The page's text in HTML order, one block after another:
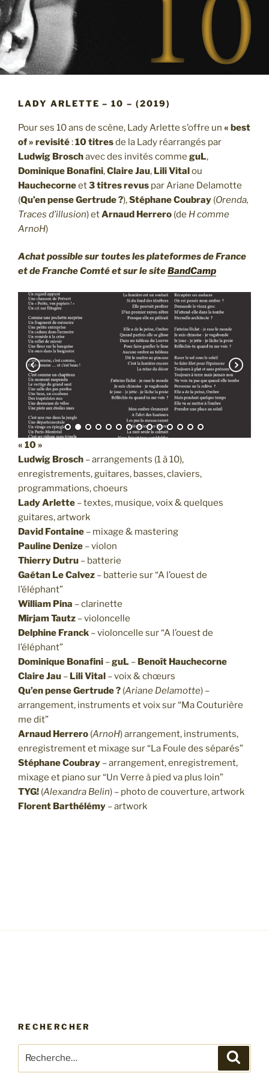
LADY ARLETTE – 10 – (2019)
Pour ses 10 ans de scène, Lady Arlette s’offre un « best
of » revisité:10 titresde la Lady réarrangés par
Ludwig Broschavec des invités comme guL,
Dominique Bonafini,Claire Jau, Lili Vitalou
Hauchecorneet3 titres revus par Ariane Delamotte
(Qu’en pense Gertrude ?),Stéphane Coubray (Orenda,
Traces d’illusion) etArnaud Herrero (de H comme
ArnoH)
Achat possible sur toutes les plateformes de France
et de Franche Comté et sur le siteBandCamp
« 10 »
Ludwig Brosch – arrangements (1 à 10),
enregistrements, guitares, basses, claviers,
programmations, choeurs
Lady Arlette – textes, musique, voix & quelques
guitares, artwork
David Fontaine – mixage & mastering
Pauline Denize – violon
Thierry Dutru – batterie
Gaétan Le Calvez – batterie sur “A l’ouest de
l’éléphant”
William Pina – clarinette
Mirjam Tautz – violoncelle
Delphine Franck – violoncelle sur “A l’ouest de
l’éléphant”
Dominique Bonafini –guL – Benoît Hauchecorne
Claire Jau – Lili Vital – voix & chœurs
Qu’en pense Gertrude ? (Ariane Delamotte) –
arrangement, instruments et voix sur “Ma Couturière
me dit”
Arnaud Herrero (ArnoH) arrangement, instruments,
enregistrement et mixage sur “La Foule des séparés”
Stéphane Coubray – arrangement, enregistrement,
mixage et piano sur “Un Verre à pied va plus loin”
TYG! (Alexandra Belin) – photo de couverture, artwork
Florent Barthélémy – artwork
RECHERCHER
pour